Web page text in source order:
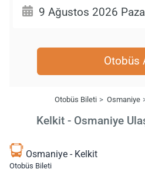
Otobüs
Otobüs Bileti Osmaniye
Kelkit - Osmaniye
Osmaniye - Kelkit
Otobüs Bileti